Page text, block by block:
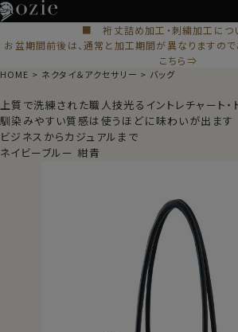
■ 裄丈詰め加工・刺繍加工に
お盆期間前後は、通常と加工期間が異なりますの
こちら⇒
HOME ネクタイ＆アクセサリー バッグ
上質で洗練された職人技光るイントレチャート・
馴染みやすい質感は使うほどに味わいが出ます
ビジネスからカジュアルまで
ネイビーブルー 紺青